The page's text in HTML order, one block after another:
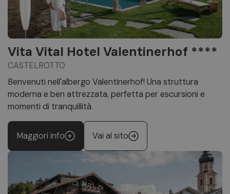
Vita Vital Hotel Valentinerhof ****
CASTELROTTO
Benvenuti nell'albergo Valentinerhof! Una struttura
moderna e ben attrezzata, perfetta per escursioni e
momenti di tranquillità.
Maggiori info Vai al sito